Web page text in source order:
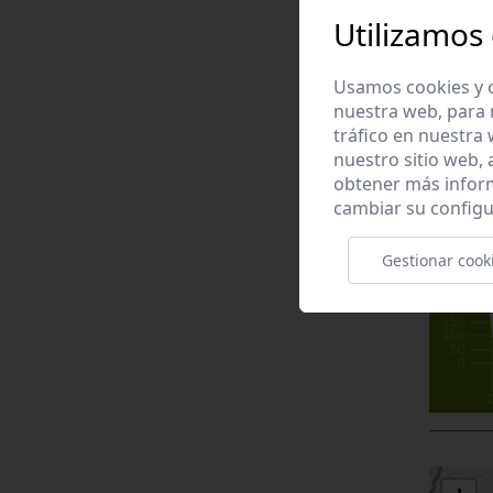
+
−
Utilizamos
Usamos cookies
nuestra web, para
tráfico en nuestra
nuestro sitio web,
obtener más
cambiar su
Gestionar